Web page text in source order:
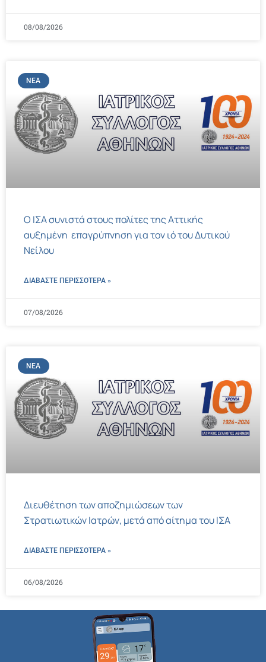
08/08/2026
ΝΈΑ
Ο ΙΣΑ συνιστά στους πολίτες της Αττικής
αυξημένη επαγρύπνηση για τον ιό του Δυτικού
Νείλου
ΔΙΑΒΑΣΤΕ ΠΕΡΙΣΣΌΤΕΡΑ »
07/08/2026
ΝΈΑ
Διευθέτηση των αποζημιώσεων των
Στρατιωτικών Ιατρών, μετά από αίτημα του ΙΣΑ
ΔΙΑΒΑΣΤΕ ΠΕΡΙΣΣΌΤΕΡΑ »
06/08/2026